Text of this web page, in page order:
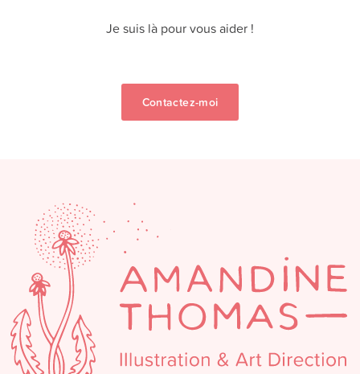
Je suis là pour vous aider !
Contactez-moi